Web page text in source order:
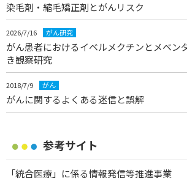
染毛剤・縮毛矯正剤とがんリスク
2026/7/16 がん研究
がん患者におけるイベルメクチンとメベン
き観察研究
2018/7/9 がん
がんに関するよくある迷信と誤解
参考サイト
「統合医療」に係る情報発信等推進事業